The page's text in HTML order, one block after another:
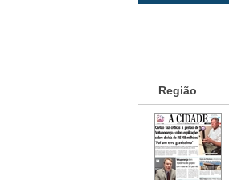
Região